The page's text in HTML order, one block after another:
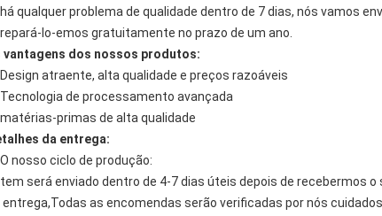
qualquer problema de qualidade dentro de 7 dias, nós vamos
lo-emos gratuitamente no prazo de um ano.
vantagens dos nossos produtos:
atraente, alta qualidade e preços razoáveis
de processamento avançada
primas de alta qualidade
da entrega:
nosso ciclo de produção:
será enviado dentro de 4-7 dias úteis depois de recebermos
entrega,Todas as encomendas serão verificadas por nós